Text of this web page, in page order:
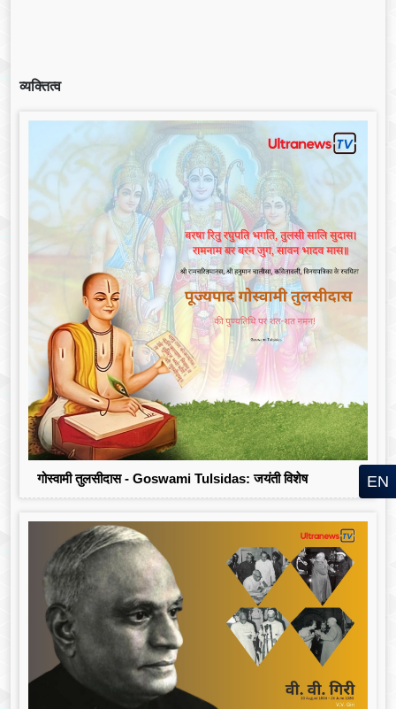
व्यक्तित्व
गोस्वामी तुलसीदास - Goswami Tulsidas: जयंती विशेष EN